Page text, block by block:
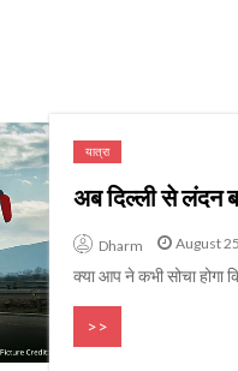
यात्रा
अब दिल्ली से लंदन
Dharm August
क्या आप ने कभी सोचा होगा
>>
BIOGRAPHY & QUOTES
APJ Abdul Kalam